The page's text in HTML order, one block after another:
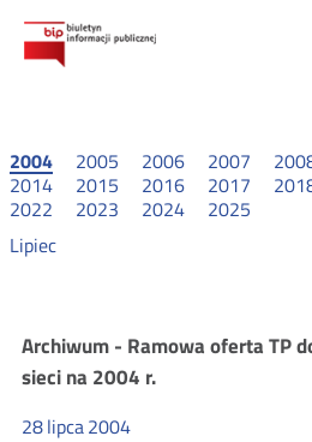
2004 2005 2006 2007
2014
2015 2016 2017
2022
2023 2024
2025
Lipiec
Oferty
ramowe
Archiwum - Ramowa oferta TP
sieci na 2004 r.
28lipca2004